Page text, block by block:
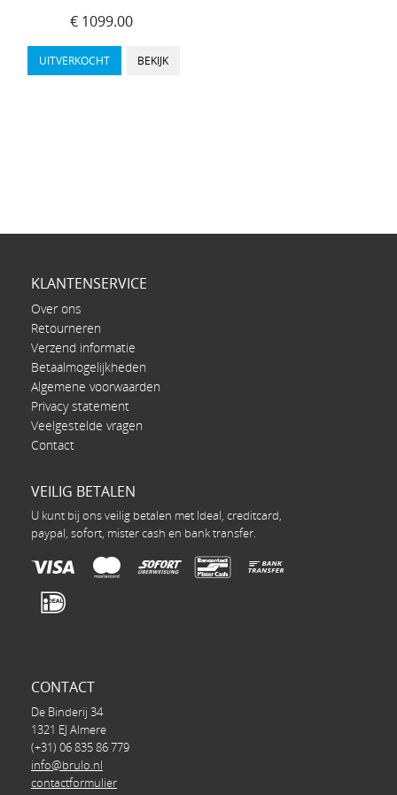
€ 1099.00
UITVERKOCHT BEKIJK
KLANTENSERVICE
Over ons
Retourneren
Verzend informatie
Betaalmogelijkheden
Algemene voorwaarden
Privacy statement
Veelgestelde vragen
Contact
VEILIG BETALEN
U kunt bij ons veilig betalen met Ideal, creditcard,
paypal, sofort, mister cash en bank transfer.
CONTACT
De Binderij 34
1321 EJ Almere
(+31) 06 835 86 779
info@brulo.nl
contactformulier